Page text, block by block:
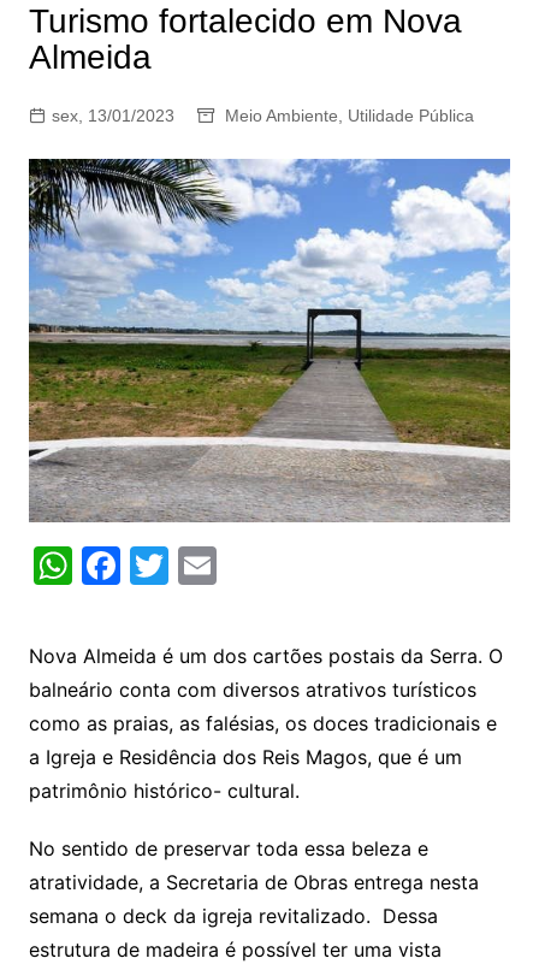
Turismo fortalecido em Nova
Almeida
sex, 13/01/2023 Meio Ambiente Utilidade Pública
W
at
s
A
p
p
F
c
e
b
o
o
k
T
itt
er
E
ai
l
Nova Almeida é um dos cartões postais da Serra. O
balneário conta com diversos atrativos turísticos
como as praias, as falésias, os doces tradicionais e
a Igreja e Residência dos Reis Magos, que é um
patrimônio histórico- cultural.
No sentido de preservar toda essa beleza e
atratividade, a Secretaria de Obras entrega nesta
semana o deck da igreja revitalizado. Dessa
estrutura de madeira é possível ter uma vista